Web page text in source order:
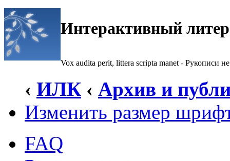
Интерактивный
Vox audita perit, littera scripta manet - Рукописи не
‹ ИЛК ‹ Архив и
Изменить размер
FAQ